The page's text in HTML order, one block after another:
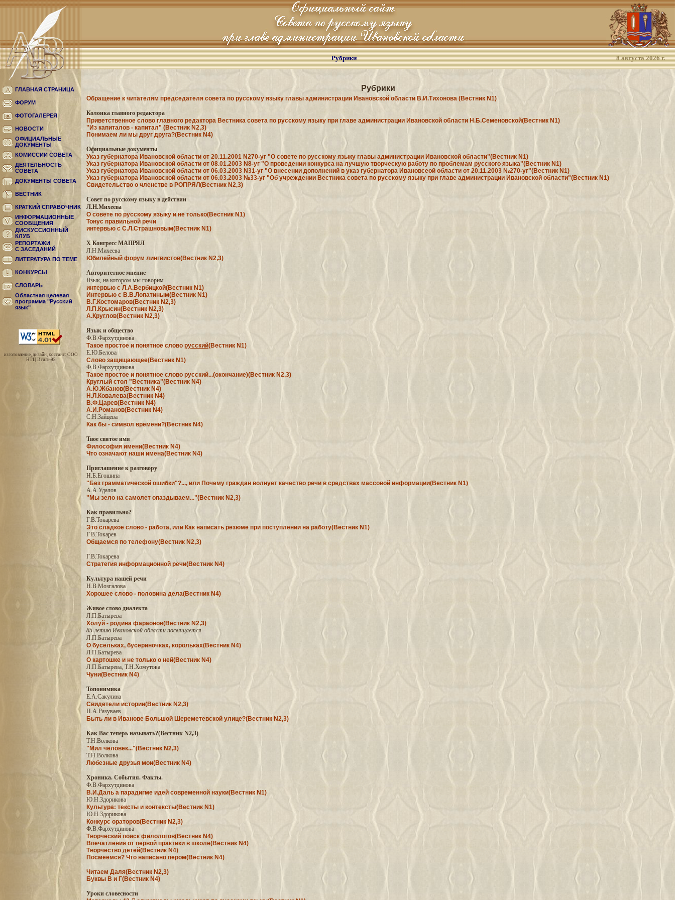
Рубрики 8 августа 2026 г.
ГЛАВНАЯ СТРАНИЦА
ФОРУМ
ФОТОГАЛЕРЕЯ
НОВОСТИ
ОФИЦИАЛЬНЫЕ
ДОКУМЕНТЫ
КОМИССИИ СОВЕТА
ДЕЯТЕЛЬНОСТЬ
СОВЕТА
ДОКУМЕНТЫ СОВЕТА
ВЕСТНИК
КРАТКИЙ СПРАВОЧНИК
ИНФОРМАЦИОННЫЕ
СООБЩЕНИЯ
ДИСКУССИОННЫЙ
КЛУБ
РЕПОРТАЖИ
С ЗАСЕДАНИЙ
ЛИТЕРАТУРА ПО ТЕМЕ
КОНКУРСЫ
СЛОВАРЬ
Областная целевая
программа "Русский
язык"
изготовление, дизайн, хостинг: ООО
НТЦ Итиль-95
Рубрики
Обращение к читателям председателя совета по русскому языку главы администрации Ивановской области В.И.Тихонова (Вестник N1)
Колонка главного редактора
Приветственное слово главного редактора Вестника совета по русскому языку при главе администрации Ивановской области Н.Б.Семеновской(Вестник N1)
"Из капиталов - капитал" (Вестник N2,3)
Понимаем ли мы друг друга?(Вестник N4)
Официальные документы
Указ губернатора Ивановской области от 20.11.2001 N270-уг "О совете по русскому языку главы администрации Ивановской области"(Вестник N1)
Указ губернатора Ивановской области от 08.01.2003 N8-уг "О проведении конкурса на лучшую творческую работу по проблемам русского языка"(Вестник N1)
Указ губернатора Ивановской области от 06.03.2003 N31-уг "О внесении дополнений в указ губернатора Ивановсеой области от 20.11.2003 №270-уг"(Вестник N1)
Указ губернатора Ивановской области от 06.03.2003 №33-уг "Об учреждении Вестника совета по русскому языку при главе администрации Ивановской области"(Вестник N1)
Свидетельство о членстве в РОПРЯЛ(Вестник N2,3)
Совет по русскому языку в действии
Л.Н.Михеева
О совете по русскому языку и не только(Вестник N1)
Тонус правильной речи
интервью с С.Л.Страшновым(Вестник N1)
X Конгресс МАПРЯЛ
Л.Н.Михеева
Юбилейный форум лингвистов(Вестник N2,3)
Авторитетное мнение
Язык, на котором мы говорим
интервью с Л.А.Вербицкой(Вестник N1)
Интервью с В.В.Лопатиным(Вестник N1)
В.Г.Костомаров(Вестник N2,3)
Л.П.Крысин(Вестник N2,3)
А.Круглов(Вестник N2,3)
Язык и общество
Ф.В.Фархутдинова
Такое простое и понятное слово русский(Вестник N1)
Е.Ю.Белова
Слово защищающее(Вестник N1)
Ф.В.Фархутдинова
Такое простое и понятное слово русский...(окончание)(Вестник N2,3)
Круглый стол "Вестника"(Вестник N4)
А.Ю.Жбанов(Вестник N4)
Н.Л.Ковалева(Вестник N4)
В.Ф.Царев(Вестник N4)
А.И.Романов(Вестник N4)
С.Н.Зайцева
Как бы - символ времени?(Вестник N4)
Твое святое имя
Философия имени(Вестник N4)
Что означают наши имена(Вестник N4)
Приглашение к разговору
Н.Б.Егошина
"Без грамматической ошибки"?..., или Почему граждан волнует качество речи в средствах массовой информации(Вестник N1)
А.А.Удалов
"Мы зело на самолет опаздываем..."(Вестник N2,3)
Как правильно?
Г.В.Токарева
Это сладкое слово - работа, или Как написать резюме при поступлении на работу(Вестник N1)
Г.В.Токарев
Общаемся по телефону(Вестник N2,3)
Г.В.Токарева
Стратегия информационной речи(Вестник N4)
Культура нашей речи
Н.В.Мозгалова
Хорошее слово - половина дела(Вестник N4)
Живое слово диалекта
Л.П.Батырева
Холуй - родина фараонов(Вестник N2,3)
85-летию Ивановской области посвящается
Л.П.Батырева
О бусельках, бусериночках, корольках(Вестник N4)
Л.П.Батырева
О картошке и не только о ней(Вестник N4)
Л.П.Батырева, Т.Н.Хомутова
Чуни(Вестник N4)
Топонимика
Е.А.Сакулина
Свидетели истории(Вестник N2,3)
П.А.Разуваев
Быть ли в Иванове Большой Шереметевской улице?(Вестник N2,3)
Как Вас теперь называть?(Вестник N2,3)
Т.Н.Волкова
"Мил человек..."(Вестник N2,3)
Т.Н.Волкова
Любезные друзья мои(Вестник N4)
Хроника. События. Факты.
Ф.В.Фархутдинова
В.И.Даль а парадигме идей современной науки(Вестник N1)
Ю.Н.Здорикова
Культура: тексты и контексты(Вестник N1)
Ю.Н.Здорикова
Конкурс ораторов(Вестник N2,3)
Ф.В.Фархутдинова
Творческий поиск филологов(Вестник N4)
Впечатления от первой практики в школе(Вестник N4)
Творчество детей(Вестник N4)
Посмеемся? Что написано пером(Вестник N4)
Читаем Даля(Вестник N2,3)
Буквы В и Г(Вестник N4)
Уроки словесности